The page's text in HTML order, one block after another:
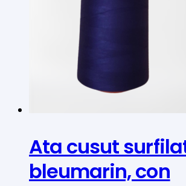
Ata cusut
bleumarin, con